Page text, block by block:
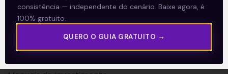
Explore
Artigos
consistência — independente do cenário. Baixe agora, é
100% gratuito.
QUERO O GUIA GRATUITO →